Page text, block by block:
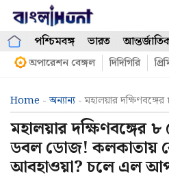
Skip
contentপশ্চিমবঙ্গ ভারত
অপারেশন বেঙ্গল দিদিগিরি
Home -অন্যান্য-মহালয়ার
মহালয়ার দক্ষিণবঙ্গের
ডবল ডোজ! কলকাতায়
আবহাওয়া? চলে এল